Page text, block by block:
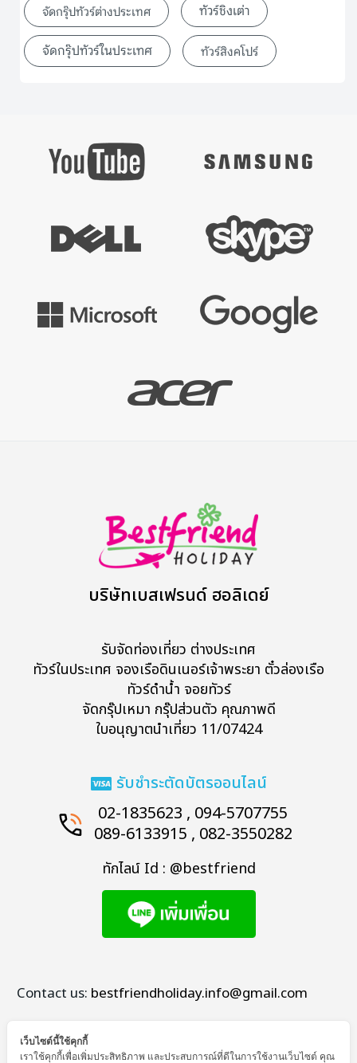
จัดกรุ๊ปทัวร์ต่างประเทศ ทัวร์ชิงเต่า
จัดกรุ๊ปทัวร์ในประเทศ ทัวร์สิงคโปร์
บริษัทเบสเฟรนด์ ฮอลิเดย์
รับจัดท่องเที่ยว ต่างประเทศ
ทัวร์ในประเทศ จองเรือดินเนอร์เจ้าพระยา ตั๋วล่องเรือ
ทัวร์ดำน้ำ จอยทัวร์
จัดกรุ๊ปเหมา กรุ๊ปส่วนตัว คุณภาพดี
ใบอนุญาตนำเที่ยว 11/07424
รับชำระตัดบัตรออนไลน์
02-1835623 , 094-5707755
089-6133915 , 082-3550282
ทักไลน์ Id : @bestfriend
Contact us: bestfriendholiday.info@gmail.com
เว็บไซต์นี้ใช้คุกกี้
เราใช้คุกกี้เพื่อเพิ่มประสิทธิภาพ และประสบการณ์ที่ดีในการใช้งานเว็บไซต์ คุณ